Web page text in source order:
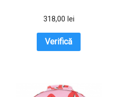
318,00 lei
Verifică